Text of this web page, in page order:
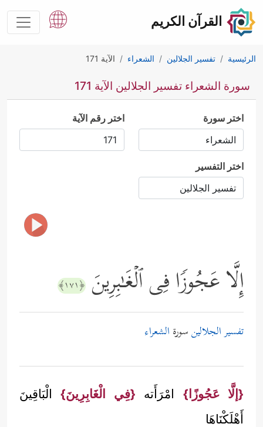
القرآن الكريم
الرئيسية تفسير الجلالين الشعراء الآية 171
سورة الشعراء تفسير الجلالين الآية 171
اختر سورة اختر رقم الآية
اختر التفسير
إِلَّا عَجُوزࣰا فِی ٱلۡغَـٰبِرِینَ ﴿١٧١﴾
تفسير الجلالينسورة الشعراء
{إلَّا عَجُوزًا} امْرَأَته {فِي الْغَابِرِينَ}الْبَاقِينَ
أَهْلَكْنَاهَا